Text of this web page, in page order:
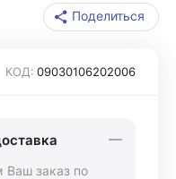
Поделиться
КОД: 09030106202006
заказ по